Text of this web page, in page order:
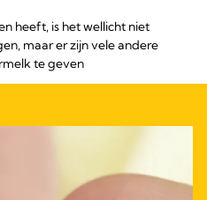
heeft, is het wellicht niet
maar er zijn vele andere
te geven